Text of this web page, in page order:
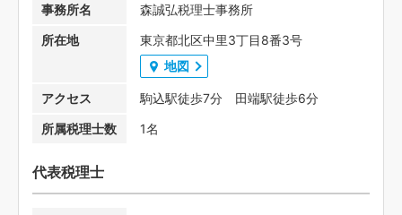
事務所名
森誠弘税理士事務所
所在地
東京都北区中里3丁目8番3号
地図
アクセス
駒込駅徒歩7分 田端駅徒歩6分
所属税理士数
1名
代表税理士